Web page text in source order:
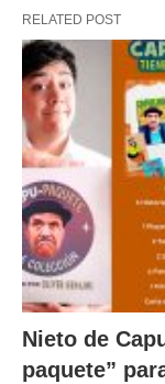
RELATED POST
Nieto de
paquete”